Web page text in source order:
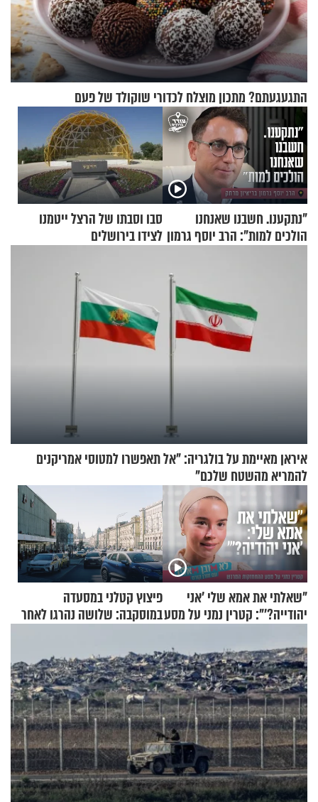
התגעגעתם? מתכון מוצלח לכדורי שוקולד של פעם
"נתקענו. חשבנו שאנחנו
הולכים למות": הרב יוסף גרמון
סבו וסבתו של הרצל ייטמנו
לצידו בירושלים
איראן מאיימת על בולגריה: "אל תאפשרו למטוסי אמריקנים
להמריא מהשטח שלכם"
"שאלתי את אמא שלי 'אני
יהודייה?'": קטרין נמני על מסע
פיצוץ קטלני במסעדה
במוסקבה: שלושה נהרגו לאחר